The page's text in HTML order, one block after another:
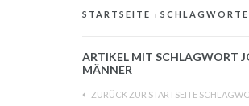
STARTSEITE / SCHLAGWORTE
ARTIKEL MIT SCHLAGWORT
MÄNNER
ZURÜCK ZUR STARTSEITE